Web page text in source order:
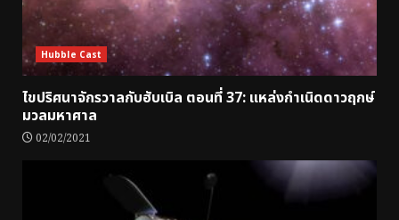
Hubble Cast
ไขปริศนาจักรวาลกับฮับเบิล ตอนที่ 37: แหล่งกำเนิดดาวฤกษ์
มวลมหาศาล
02/02/2021